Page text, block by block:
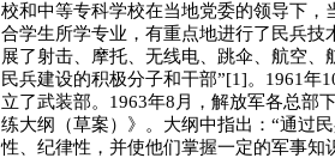
校和中等专科学校在当地党委的领导下
合学生所学专业，有重点地进行了民兵
展了射击、摩托、无线电、跳伞、航空
民兵建设的积极分子和干部”[1]。1961年
立了武装部。1963年8月，解放军各总部
练大纲（草案）》。大纲中指出：“通过
性、纪律性，并使他们掌握一定的军事